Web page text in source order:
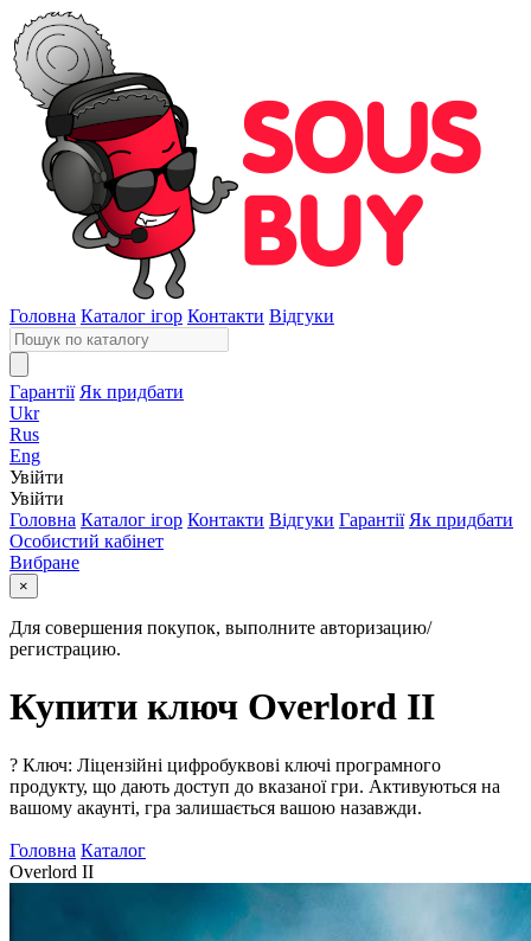
Головна Каталог ігор Контакти Відгуки
Гарантії Як придбати
Ukr
Rus
Eng
Увійти
Увійти
Головна Каталог ігор Контакти Відгуки Гарантії Як придбати
Особистий кабінет
Вибране
×
Для совершения покупок, выполните авторизацию/
регистрацию.
Купити ключ Overlord II
? Ключ: Ліцензійні цифробуквові ключі програмного
продукту, що дають доступ до вказаної гри. Активуються на
вашому акаунті, гра залишається вашою назавжди.
Головна Каталог
Overlord II